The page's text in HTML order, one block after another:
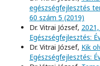
egészségfejlesztés
60 szám 5 (2019)
Dr. Vitrai József,
Egészségfejlesztés:
Dr. Vitrai József, Kik
Egészségfejlesztés: